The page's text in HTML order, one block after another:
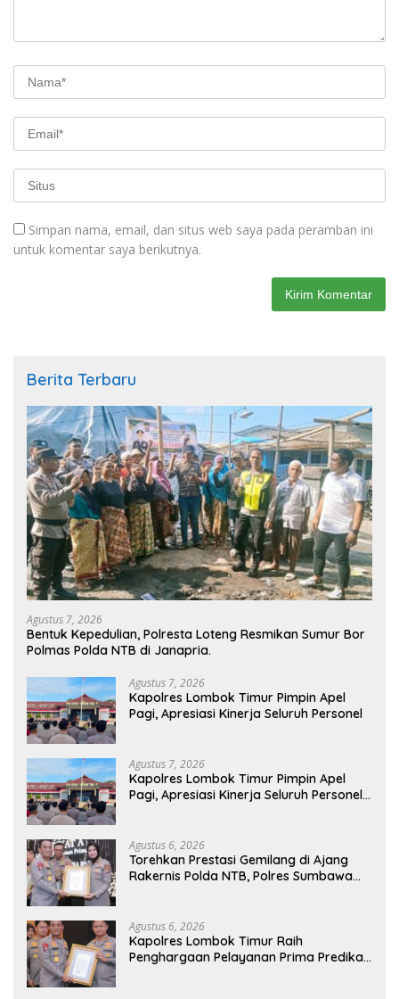
Simpan nama, email, dan situs web saya pada peramban ini
untuk komentar saya berikutnya.
Berita Terbaru
Agustus 7, 2026
Bentuk Kepedulian, Polresta Loteng Resmikan Sumur Bor
Polmas Polda NTB di Janapria. ‎
Agustus 7, 2026
Kapolres Lombok Timur Pimpin Apel
Pagi, Apresiasi Kinerja Seluruh Personel
Agustus 7, 2026
Kapolres Lombok Timur Pimpin Apel
Pagi, Apresiasi Kinerja Seluruh Personel
Agustus 6, 2026
Torehkan Prestasi Gemilang di Ajang
Rakernis Polda NTB, Polres Sumbawa
Agustus 6, 2026
Kapolres Lombok Timur Raih
Penghargaan Pelayanan Prima Predikat